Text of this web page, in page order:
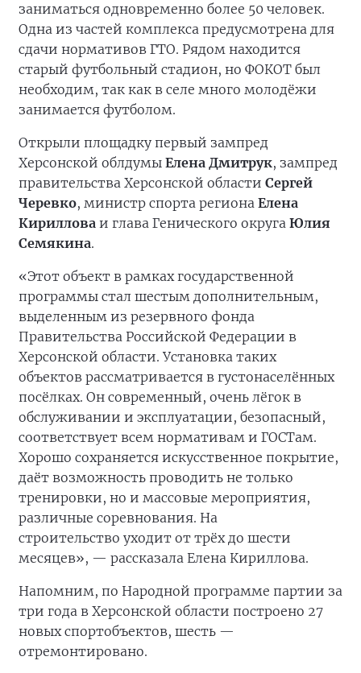
заниматься одновременно более 50 человек.
Одна из частей комплекса предусмотрена для
сдачи нормативов ГТО. Рядом находится
старый футбольный стадион, но ФОКОТ был
необходим, так как в селе много молодёжи
занимается футболом.
Открыли площадку первый зампред
Херсонской облдумы Елена Дмитрук, зампред
правительства Херсонской области Сергей
Черевко, министр спорта региона Елена
Кириллова и глава Генического округа Юлия
Семякина.
«Этот объект в рамках государственной
программы стал шестым дополнительным,
выделенным из резервного фонда
Правительства Российской Федерации в
Херсонской области. Установка таких
объектов рассматривается в густонаселённых
посёлках. Он современный, очень лёгок в
обслуживании и эксплуатации, безопасный,
соответствует всем нормативам и ГОСТам.
Хорошо сохраняется искусственное покрытие,
даёт возможность проводить не только
тренировки, но и массовые мероприятия,
различные соревнования. На
строительство уходит от трёх до шести
месяцев», — рассказала Елена Кириллова.
Напомним, по Народной программе партии за
три года в Херсонской области построено 27
новых спортобъектов, шесть —
отремонтировано.